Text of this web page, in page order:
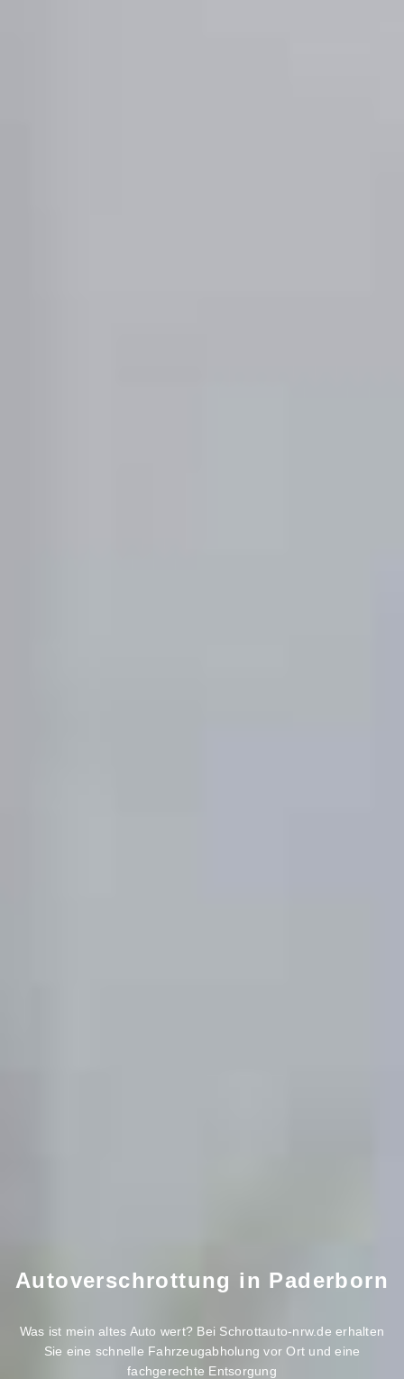
Autoverschrottung in Paderborn
Was ist mein altes Auto wert? Bei Schrottauto-nrw.de erhalten
Sie eine schnelle Fahrzeugabholung vor Ort und eine
fachgerechte Entsorgung